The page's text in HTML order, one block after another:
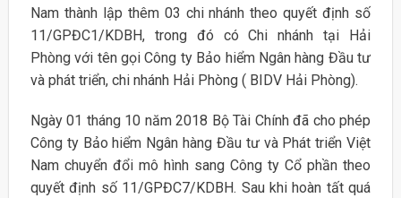
Nam thành lập thêm 03 chi nhánh theo quyết định số
11/GPĐC1/KDBH, trong đó có Chi nhánh tại Hải
Phòng với tên gọi Công ty Bảo hiểm Ngân hàng Đầu tư
và phát triển, chi nhánh Hải Phòng ( BIDV Hải Phòng).
Ngày 01 tháng 10 năm 2018 Bộ Tài Chính đã cho phép
Công ty Bảo hiểm Ngân hàng Đầu tư và Phát triển Việt
Nam chuyển đổi mô hình sang Công ty Cổ phần theo
quyết định số 11/GPĐC7/KDBH. Sau khi hoàn tất quá